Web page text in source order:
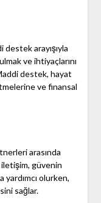
destek arayışıyla
ve ihtiyaçlarını
destek, hayat
ve finansal
arasında
iletişim, güvenin
yardımcı olurken,
sağlar.